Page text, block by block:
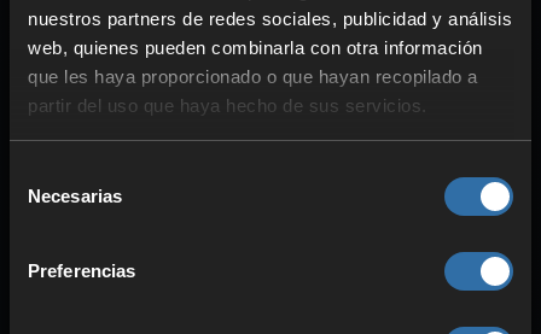
web, quienes pueden combinarla con otra información
que les haya proporcionado o que hayan recopilado a
partir del uso que haya hecho de sus servicios.
Selección
consentimiento